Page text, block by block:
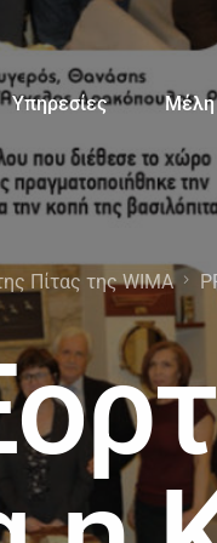
Υπηρεσίες Μέλη
Πίτας της WIMA